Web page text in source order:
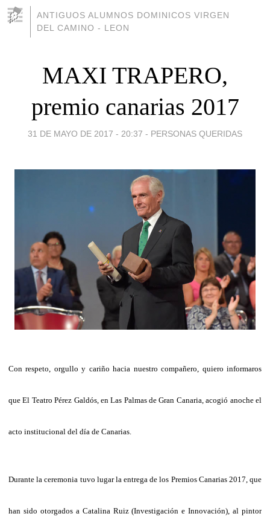
ANTIGUOS ALUMNOS DOMINICOS VIRGEN
DEL CAMINO - LEON
MAXI TRAPERO,
premio canarias 2017
31 DE MAYO DE 2017 - 20:37 - PERSONAS QUERIDAS
Con respeto, orgullo y cariño hacia nuestro compañero, quiero informaros
que El Teatro Pérez Galdós, en Las Palmas de Gran Canaria, acogió anoche el
acto institucional del día de Canarias.
Durante la ceremonia tuvo lugar la entrega de los Premios Canarias 2017, que
han sido otorgados a Catalina Ruiz (Investigación e Innovación), al pintor